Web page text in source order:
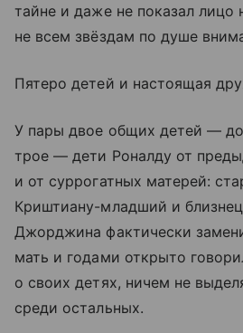
тайне и даже не показал
не всем звёздам по душе
Пятеро детей и настоящая
У пары двое общих детей —
трое — дети Роналду от
и от суррогатных матерей:
Криштиану-младший и
Джорджина фактически
мать и годами открыто
о своих детях, ничем не
среди остальных.